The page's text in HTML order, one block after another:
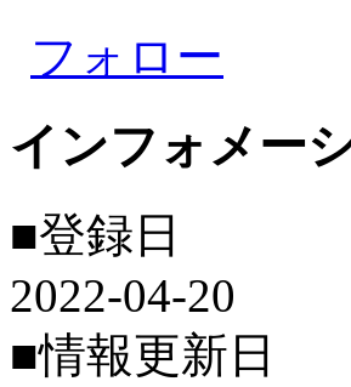
フォロー
インフォメー
■登録日
2022-04-20
■情報更新日